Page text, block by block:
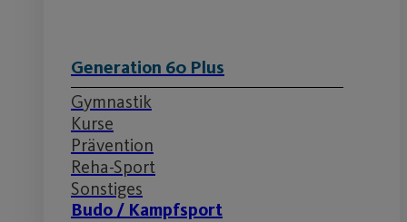
Generation 60 Plus
Gymnastik
Kurse
Prävention
Reha-Sport
Sonstiges
Budo / Kampfsport